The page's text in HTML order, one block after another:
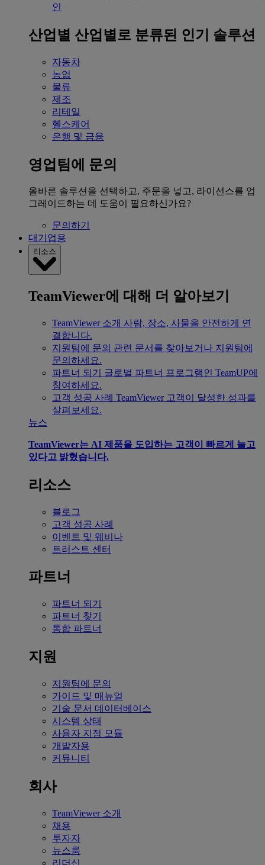
인
산업별 산업별로 분류된 인기 솔루션
자동차
농업
물류
제조
리테일
헬스케어
은행 및 금융
영업팀에 문의
올바른 솔루션을 선택하고, 주문을 넣고, 라이선스를 업
그레이드하는 데 도움이 필요하신가요?
문의하기
대기업용
리소스
TeamViewer에 대해 더 알아보기
TeamViewer 소개 사람, 장소, 사물을 안전하게 연
결합니다.
지원팀에 문의 관련 문서를 찾아보거나 지원팀에
문의하세요.
파트너 되기
글로벌 파트너 프로그램인 TeamUP에
참여하세요.
고객 성공 사례 TeamViewer 고객이 달성한 성과를
살펴보세요.
뉴스
TeamViewer는 AI 제품을 도입하는 고객이 빠르게 늘고
있다고 밝혔습니다.
리소스
블로그
고객 성공 사례
이벤트 및 웨비나
트러스트 센터
파트너
파트너 되기
파트너 찾기
통합 파트너
지원
지원팀에 문의
가이드 및 매뉴얼
기술 문서 데이터베이스
시스템 상태
사용자 지정 모듈
개발자용
커뮤니티
회사
TeamViewer 소개
채용
투자자
뉴스룸
리더십